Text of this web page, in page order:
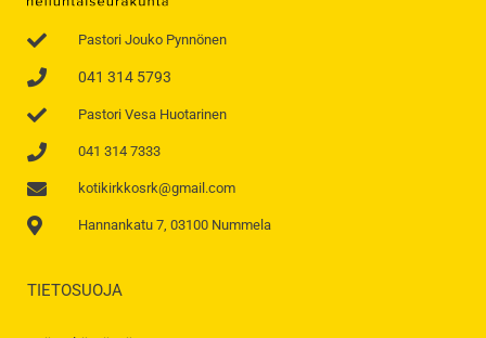
Pastori Jouko Pynnönen
041 314 5793
Pastori Vesa Huotarinen
041 314 7333
kotikirkkosrk@gmail.com
Hannankatu 7, 03100 Nummela
TIETOSUOJA